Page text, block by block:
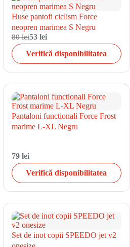
Huse pantofi ciclism Force
neopren marimea S Negru
80 lei53 lei
Verifică disponibilitatea
Pantaloni functionali Force Frost
marime L-XL Negru
79 lei
Verifică disponibilitatea
Set de inot copii SPEEDO jet v2